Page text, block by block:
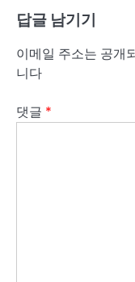
답글 남기기
이메일 주소는 공개
니다
댓글 *